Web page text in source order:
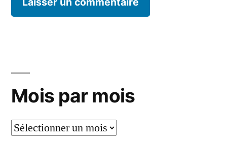
Mois par mois
Mois